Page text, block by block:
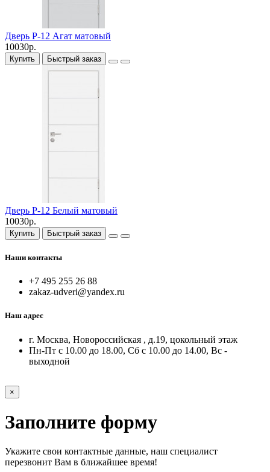
Дверь P-12 Агат матовый
10030р.
Купить Быстрый заказ
Дверь P-12 Белый матовый
10030р.
Купить Быстрый заказ
Наши контакты
+7 495 255 26 88
zakaz-udveri@yandex.ru
Наш адрес
г. Москва, Новороссийская , д.19, цокольный этаж
Пн-Пт с 10.00 до 18.00, Сб с 10.00 до 14.00, Вс -
выходной
×
Заполните форму
Укажите свои контактные данные, наш специалист
перезвонит Вам в ближайшее время!